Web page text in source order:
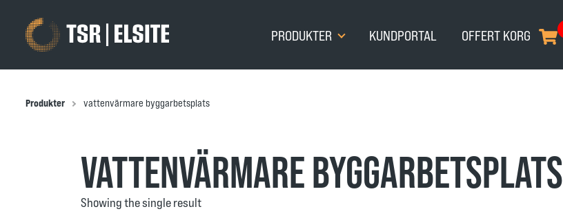
PRODUKTER KUNDPORTAL OFFERT KORG
Produkter vattenvärmare byggarbetsplats
VATTENVÄRMARE BYGGARBETSPLATS
Showing the single result